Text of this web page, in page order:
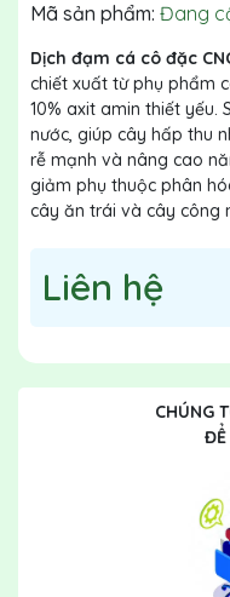
Mã sản phẩm: Đang
Dịch đạm cá cô đặc
chiết xuất từ phụ phẩm
10% axit amin thiết
nước, giúp cây hấp thu
rễ mạnh và nâng cao
giảm phụ thuộc phân
cây ăn trái và cây công
Liên hệ
CHÚNG
ĐỂ